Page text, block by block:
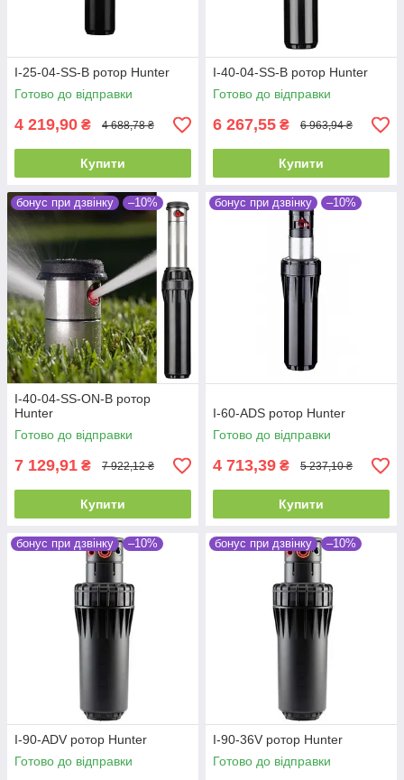
I-25-04-SS-B ротор Hunter
Готово до відправки
4 219,90 ₴ 4 688,78 ₴
Купити
I-40-04-SS-B ротор Hunter
Готово до відправки
6 267,55 ₴ 6 963,94 ₴
Купити
бонус при дзвінку –10%
I-40-04-SS-ON-B ротор
Hunter
Готово до відправки
7 129,91 ₴ 7 922,12 ₴
Купити
бонус при дзвінку –10%
I-60-ADS ротор Hunter
Готово до відправки
4 713,39 ₴ 5 237,10 ₴
Купити
бонус при дзвінку –10%
I-90-ADV ротор Hunter
Готово до відправки
бонус при дзвінку –10%
I-90-36V ротор Hunter
Готово до відправки